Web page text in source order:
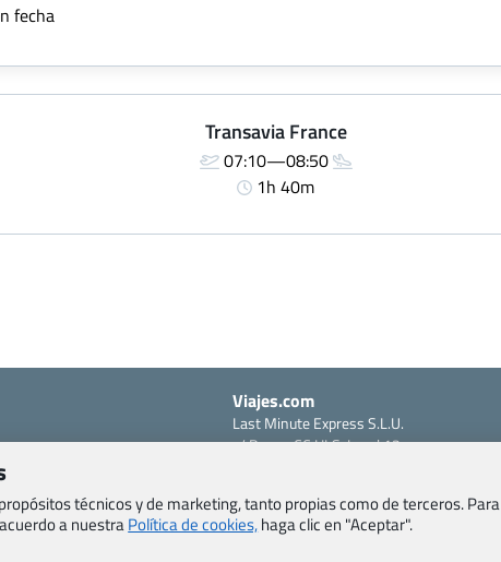
fecha
Transavia France
07:10—08:50
1h 40m
Viajes.com
Last Minute Express S.L.U.
c/ Drago, CC HLS, Local 13
CIF: B76740091
Tfno: +34 922-97-17-27
técnicos y de marketing, tanto propias como de terceros. Para
a nuestraPolítica de cookies,haga clic en "Aceptar".